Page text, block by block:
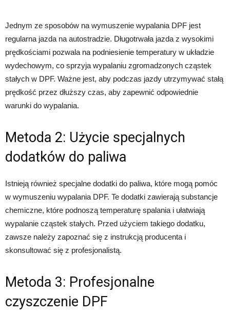
Jednym ze sposobów na wymuszenie wypalania DPF jest
regularna jazda na autostradzie. Długotrwała jazda z wysokimi
prędkościami pozwala na podniesienie temperatury w układzie
wydechowym, co sprzyja wypalaniu zgromadzonych cząstek
stałych w DPF. Ważne jest, aby podczas jazdy utrzymywać stałą
prędkość przez dłuższy czas, aby zapewnić odpowiednie
warunki do wypalania.
Metoda 2: Użycie specjalnych
dodatków do paliwa
Istnieją również specjalne dodatki do paliwa, które mogą pomóc
w wymuszeniu wypalania DPF. Te dodatki zawierają substancje
chemiczne, które podnoszą temperaturę spalania i ułatwiają
wypalanie cząstek stałych. Przed użyciem takiego dodatku,
zawsze należy zapoznać się z instrukcją producenta i
skonsultować się z profesjonalistą.
Metoda 3: Profesjonalne
czyszczenie DPF